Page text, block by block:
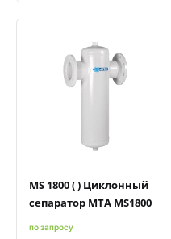
MS 1800 ( ) Циклонный
сепаратор MTA MS1800
по запросу